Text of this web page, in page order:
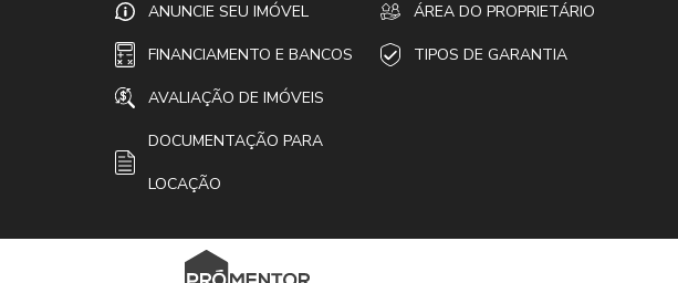
ANUNCIE SEU IMÓVEL
FINANCIAMENTO E BANCOS
AVALIAÇÃO DE IMÓVEIS
DOCUMENTAÇÃO PARA
LOCAÇÃO
ÁREA DO PROPRIETÁRIO
TIPOS DE GARANTIA